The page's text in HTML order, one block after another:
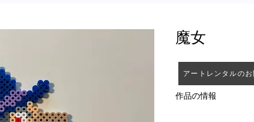
魔女
作品の情報
アートレンタルの